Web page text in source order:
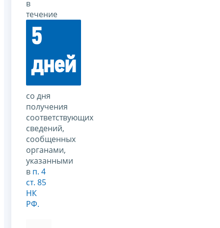
в
течение
5
дней
со дня
получения
соответствующих
сведений,
сообщенных
органами,
указанными
в п. 4
ст. 85
НК
РФ.